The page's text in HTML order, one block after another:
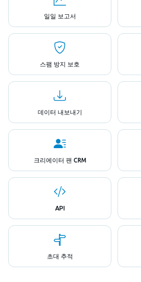
일일 보고서
스팸 방지 보호
데이터 내보내기
크리에이터 팬 CRM
API
초대 추적